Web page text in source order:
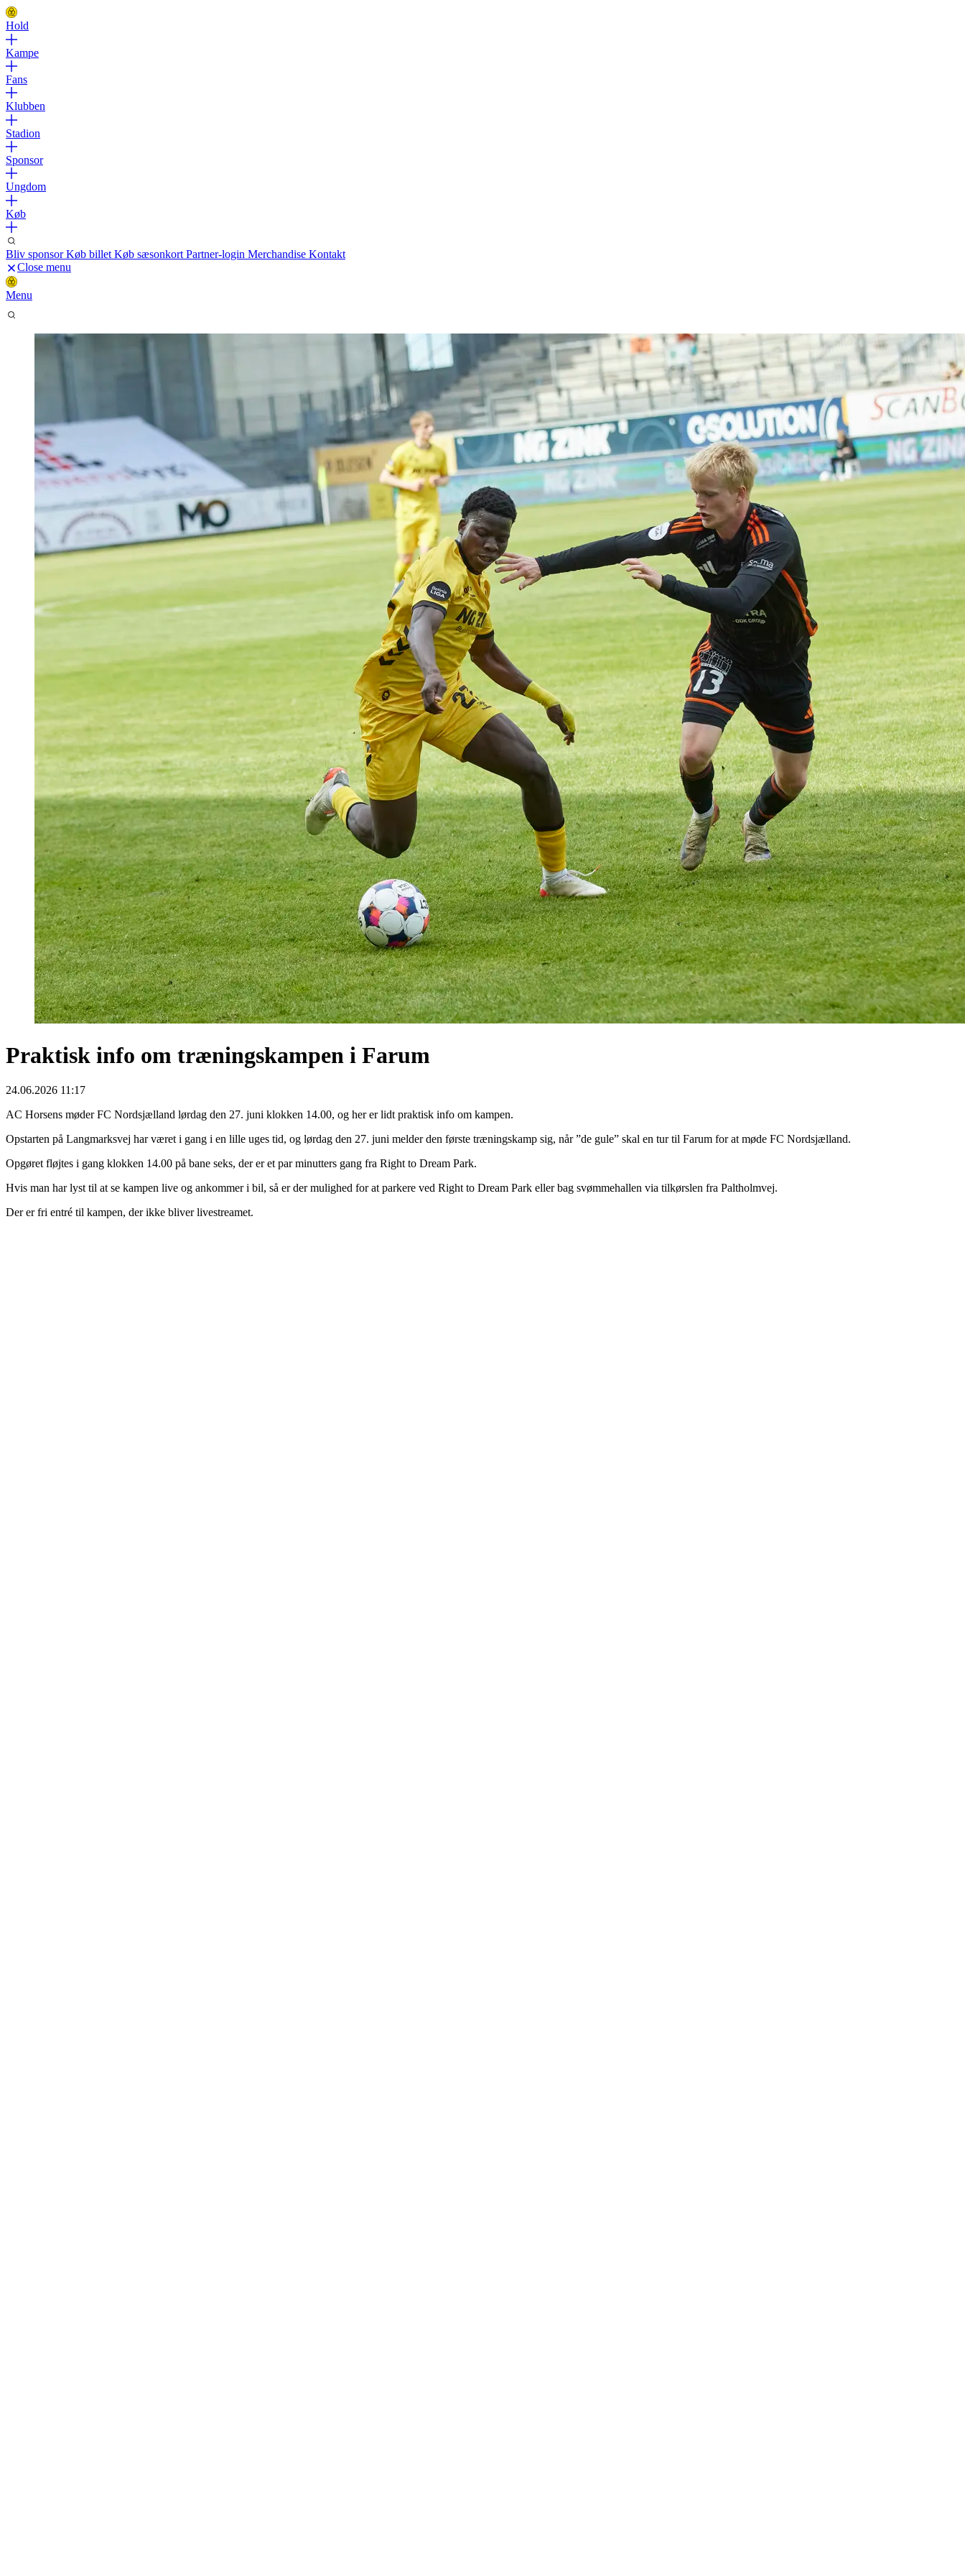
Hold
Kampe
Fans
Klubben
Stadion
Sponsor
Ungdom
Køb
Bliv sponsorKøb billet Køb sæsonkort Partner-login Merchandise Kontakt
Close menu
Menu
Praktisk info om træningskampen i Farum
24.06.2026 11:17
AC Horsens møder FC Nordsjælland lørdag den 27. juni klokken 14.00, og her er lidt praktisk info om kampen.
Opstarten på Langmarksvej har været i gang i en lille uges tid, og lørdag den 27. juni melder den første træningskamp sig, når ”de gule” skal en tur til Farum for at møde FC Nordsjælland.
Opgøret fløjtes i gang klokken 14.00 på bane seks, der er et par minutters gang fra Right to Dream Park.
Hvis man har lyst til at se kampen live og ankommer i bil, så er der mulighed for at parkere ved Right to Dream Park eller bag svømmehallen via tilkørslen fra Paltholmvej.
Der er fri entré til kampen, der ikke bliver livestreamet.